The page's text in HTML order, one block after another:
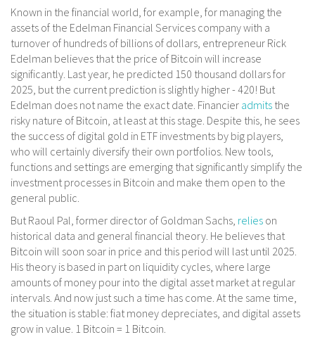
Known in the financial world, for example, for managing the
assets of the Edelman Financial Services company with a
turnover of hundreds of billions of dollars, entrepreneur Rick
Edelman believes that the price of Bitcoin will increase
significantly. Last year, he predicted 150 thousand dollars for
2025, but the current prediction is slightly higher - 420! But
Edelman does not name the exact date. Financier admits the
risky nature of Bitcoin, at least at this stage. Despite this, he sees
the success of digital gold in ETF investments by big players,
who will certainly diversify their own portfolios. New tools,
functions and settings are emerging that significantly simplify the
investment processes in Bitcoin and make them open to the
general public.
But Raoul Pal, former director of Goldman Sachs, relies on
historical data and general financial theory. He believes that
Bitcoin will soon soar in price and this period will last until 2025.
His theory is based in part on liquidity cycles, where large
amounts of money pour into the digital asset market at regular
intervals. And now just such a time has come. At the same time,
the situation is stable: fiat money depreciates, and digital assets
grow in value. 1 Bitcoin = 1 Bitcoin.